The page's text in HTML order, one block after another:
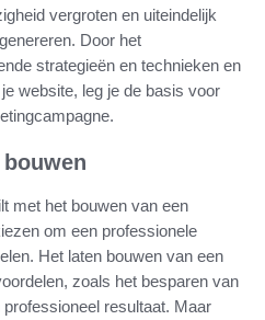
vergroten en uiteindelijk
Door het
strategieën en technieken en
website, leg je de basis voor
met het bouwen van een
om een professionele
Het laten bouwen van een
zoals het besparen van
resultaat. Maar